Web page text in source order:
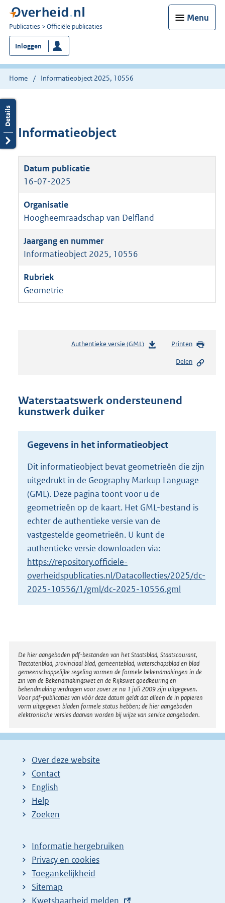
Menu
U
bent
nu
hier:
Publicaties Officiële publicaties
Inloggen
Home Informatieobject 2025, 10556
Informatieobject
16-07-2025
Hoogheemraadschap van Delfland
Informatieobject 2025, 10556
Geometrie
Authentieke versie (GML)b
n
o
t
t
e
:
5
,
5
M
Printen
Delen
Waterstaatswerk ondersteunend
kunstwerk duiker
Gegevens in het informatieobject
Dit informatieobject bevat geometrieën die zijn
uitgedrukt in de Geography Markup Language
(GML). Deze pagina toont voor u de
geometrieën op de kaart. Het GML-bestand is
echter de authentieke versie van de
vastgestelde geometrieën. U kunt de
authentieke versie downloaden via:
https://repository.officiele-
overheidspublicaties.nl/Datacollecties/2025/dc-
2025-10556/1/gml/dc-2025-10556.gml
Disclaimer
De hier aangeboden pdf-bestanden van het Staatsblad, Staatscourant,
Tractatenblad, provinciaal blad, gemeenteblad, waterschapsblad en blad
gemeenschappelijke regeling vormen de formele bekendmakingen in de
zin van de Bekendmakingswet en de Rijkswet goedkeuring en
bekendmaking verdragen voor zover ze na 1 juli 2009 zijn uitgegeven.
Voor pdf-publicaties van vóór deze datum geldt dat alleen de in papieren
vorm uitgegeven bladen formele status hebben; de hier aangeboden
elektronische versies daarvan worden bij wijze van service aangeboden.
Over deze website
Contact
English
Help
Zoeken
Informatie hergebruiken
Privacy en cookies
Toegankelijkheid
Sitemap
E
Kwetsbaarheid melden